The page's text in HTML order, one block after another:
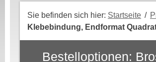
Sie befinden sich hier: Startseite /
Klebebindung, Endformat
Bestelloptionen: